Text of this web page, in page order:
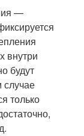
—
внутри
будут
случае
только